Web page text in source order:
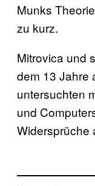
Munks
zu kurz.
Mitrovica und
dem 13 Jahre
untersuchten
und
Widersprüche